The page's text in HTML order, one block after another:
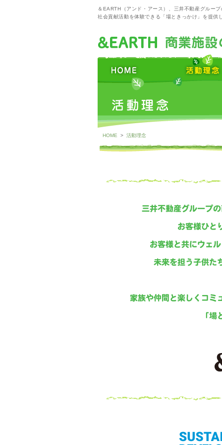
＆EARTH（アンド・アース）、三井不動産グルー
社会貢献活動を体験できる「場ときっかけ」を提供
HOME > 活動理念